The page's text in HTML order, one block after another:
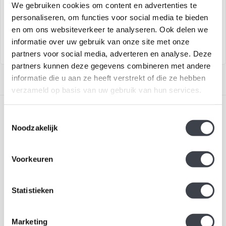
We gebruiken cookies om content en advertenties te
personaliseren, om functies voor social media te bieden
en om ons websiteverkeer te analyseren. Ook delen we
informatie over uw gebruik van onze site met onze
partners voor social media, adverteren en analyse. Deze
partners kunnen deze gegevens combineren met andere
informatie die u aan ze heeft verstrekt of die ze hebben
verzameld op basis van uw gebruik van hun services.
Noodzakelijk
Voorkeuren
Statistieken
Marketing
Stijlvolle whisky set in luxe
geschenkverpakking
Elegant handgemaakt
kristallen champagneglas Line
Abonneer